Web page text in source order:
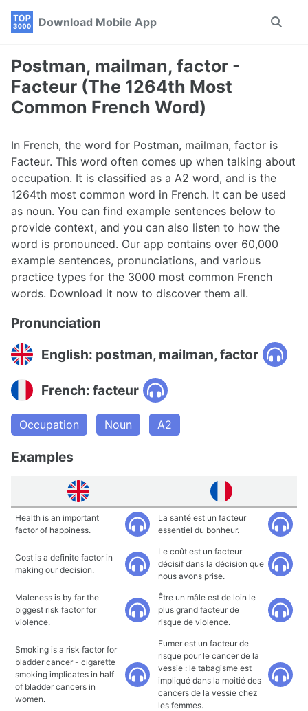
Skip
navigation
Skip
Skip
Download Mobile App
Toggle
Postman, mailman, factor -
Facteur (The 1264th Most
Common French Word)
In French, the word for Postman, mailman, factor is
Facteur. This word often comes up when talking about
occupation. It is classified as a A2 word, and is the
1264th most common word in French. It can be used
as noun. You can find example sentences below to
provide context, and you can also listen to how the
word is pronounced. Our app contains over 60,000
example sentences, pronunciations, and various
practice types for the 3000 most common French
words. Download it now to discover them all.
Pronunciation
English: postman, mailman, factor
French: facteur
Occupation Noun A2
Examples
Health is an important
factor of happiness.
La santé est un facteur
essentiel du bonheur.
Cost is a definite factor in
making our decision.
Le coût est un facteur
décisif dans la décision que
nous avons prise.
Maleness is by far the
biggest risk factor for
violence.
Être un mâle est de loin le
plus grand facteur de
risque de violence.
Smoking is a risk factor for
bladder cancer - cigarette
smoking implicates in half
of bladder cancers in
women.
Fumer est un facteur de
risque pour le cancer de la
vessie : le tabagisme est
impliqué dans la moitié des
cancers de la vessie chez
les femmes.